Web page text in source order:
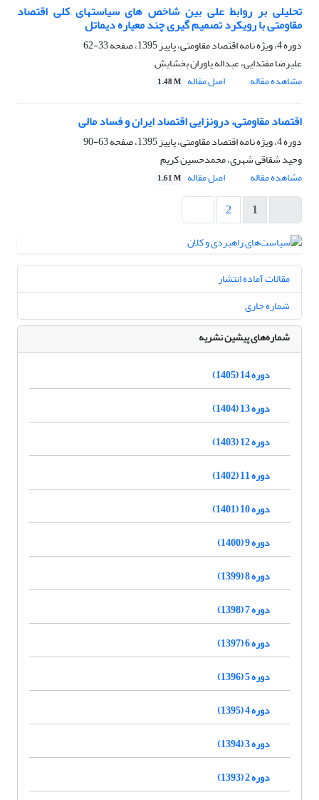
تحلیلی بر روابط علی بین شاخص های سیاستهای کلی اقتصاد
مقاومتی با رویکرد تصمیم گیری چند معیاره دیماتل
دوره 4، ویژه نامه اقتصاد مقاومتی، پاییز 1395، صفحه
33-62
علیرضا مقتدایی، عبداله یاوران بخشایش
مشاهده مقاله
اصل مقاله 1.48 M
اقتصاد مقاومتی، درونزایی اقتصاد ایران و فساد مالی
دوره 4، ویژه نامه اقتصاد مقاومتی، پاییز 1395، صفحه
63-90
وحید شقاقی شهری، محمدحسین کریم
مشاهده مقاله
اصل مقاله 1.61 M
1
2
مقالات آماده انتشار
شماره جاری
شماره‌های پیشین نشریه
دوره 14 (1405)
دوره 13 (1404)
دوره 12 (1403)
دوره 11 (1402)
دوره 10 (1401)
دوره 9 (1400)
دوره 8 (1399)
دوره 7 (1398)
دوره 6 (1397)
دوره 5 (1396)
دوره 4 (1395)
دوره 3 (1394)
دوره 2 (1393)